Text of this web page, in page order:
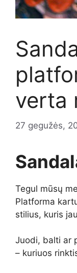
verta
27 gegužės,
Tegul mūsų
Platforma
stilius, kuris
Juodi, balti ar
– kuriuos